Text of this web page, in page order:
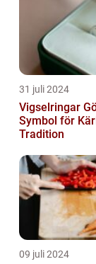
31 juli 2024
Vigselringar
Symbol för
Tradition
09 juli 2024